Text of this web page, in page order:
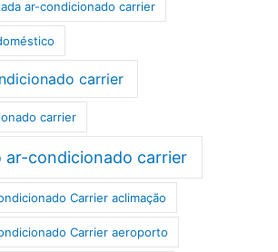
ar-condicionado carrier
carrier
carrier
ar-condicionado carrier
Carrier aclimação
Carrier aeroporto